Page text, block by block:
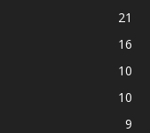
21
16
10
10
9